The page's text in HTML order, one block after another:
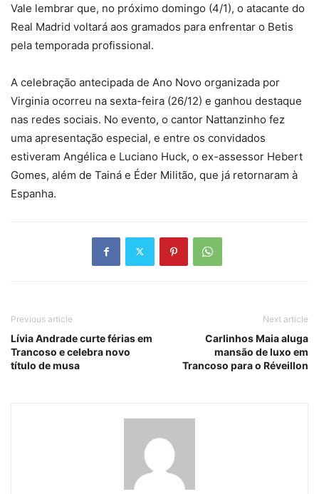
Vale lembrar que, no próximo domingo (4/1), o atacante do
Real Madrid voltará aos gramados para enfrentar o Betis
pela temporada profissional.
A celebração antecipada de Ano Novo organizada por
Virginia ocorreu na sexta-feira (26/12) e ganhou destaque
nas redes sociais. No evento, o cantor Nattanzinho fez
uma apresentação especial, e entre os convidados
estiveram Angélica e Luciano Huck, o ex-assessor Hebert
Gomes, além de Tainá e Éder Militão, que já retornaram à
Espanha.
Previous article
Lívia Andrade curte férias em
Trancoso e celebra novo
título de musa
Next article
Carlinhos Maia aluga
mansão de luxo em
Trancoso para o Réveillon